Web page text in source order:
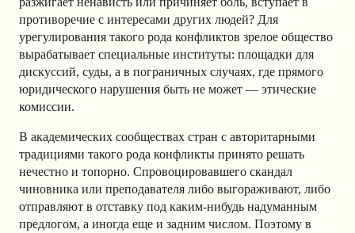
противоречие с интересами других людей? Для
урегулирования такого рода конфликтов зрелое общество
вырабатывает специальные институты: площадки для
дискуссий, суды, а в пограничных случаях, где прямого
юридического нарушения быть не может — этические
комиссии.
В академических сообществах стран с авторитарными
традициями такого рода конфликты принято решать
нечестно и топорно. Спровоцировавшего скандал
чиновника или преподавателя либо выгораживают, либо
отправляют в отставку под каким-нибудь надуманным
предлогом, а иногда еще и задним числом. Поэтому в